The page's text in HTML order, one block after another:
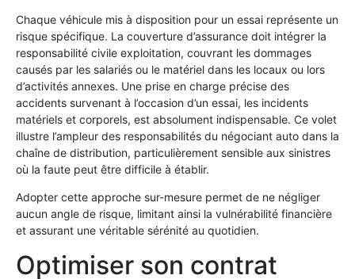
Chaque véhicule mis à disposition pour un essai représente un
risque spécifique. La couverture d’assurance doit intégrer la
responsabilité civile exploitation, couvrant les dommages
causés par les salariés ou le matériel dans les locaux ou lors
d’activités annexes. Une prise en charge précise des
accidents survenant à l’occasion d’un essai, les incidents
matériels et corporels, est absolument indispensable. Ce volet
illustre l’ampleur des responsabilités du négociant auto dans la
chaîne de distribution, particulièrement sensible aux sinistres
où la faute peut être difficile à établir.
Adopter cette approche sur-mesure permet de ne négliger
aucun angle de risque, limitant ainsi la vulnérabilité financière
et assurant une véritable sérénité au quotidien.
Optimiser son contrat